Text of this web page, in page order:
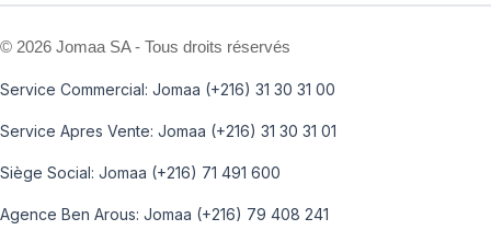
© 2026 Jomaa SA - Tous droits réservés
Service Commercial: Jomaa (+216) 31 30 31 00
Service Apres Vente: Jomaa (+216) 31 30 31 01
Siège Social: Jomaa (+216) 71 491 600
Agence Ben Arous: Jomaa (+216) 79 408 241